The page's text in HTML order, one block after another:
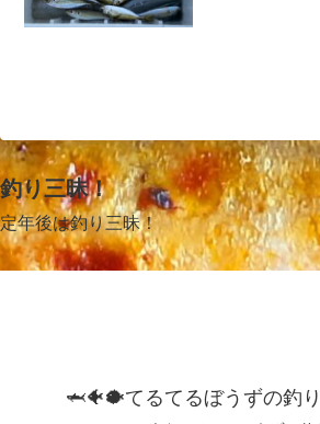
釣り三昧！
定年後は釣り三昧！
🦈🐠🐡てるてるぼうずの釣